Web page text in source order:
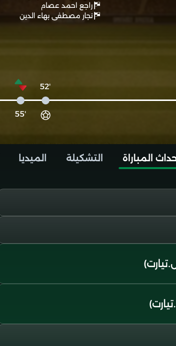
راجع احمد عصام
نجار مصطفى بهاء الدين
'52
'55
المباراة التشكيلة الميديا